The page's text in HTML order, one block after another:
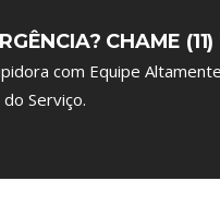
CHAME
com Equipe
Serviço.